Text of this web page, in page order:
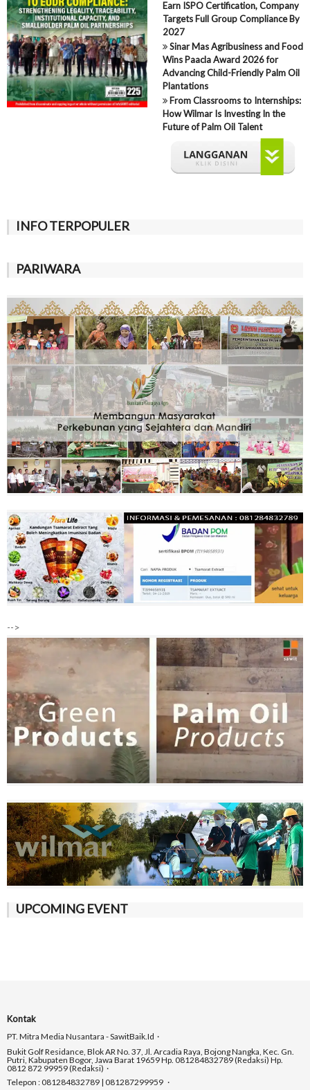
Earn ISPO Certification, Company
Targets Full Group Compliance By
2027
Sinar Mas Agribusiness and Food
Wins Paacla Award 2026 for
Advancing Child-Friendly Palm Oil
Plantations
From Classrooms to Internships:
How Wilmar Is Investing In the
Future of Palm Oil Talent
INFO TERPOPULER
PARIWARA
-->
UPCOMING EVENT
Kontak
PT. Mitra Media Nusantara - SawitBaik.id
Bukit Golf Residance, Blok AR No. 37, Jl. Arcadia Raya, Bojong Nangka, Kec. Gn.
Putri, Kabupaten Bogor, Jawa Barat 19659 Hp. 081284832789 (Redaksi) Hp.
0812 872 99959 (Redaksi)
Telepon : 081284832789 | 081287299959